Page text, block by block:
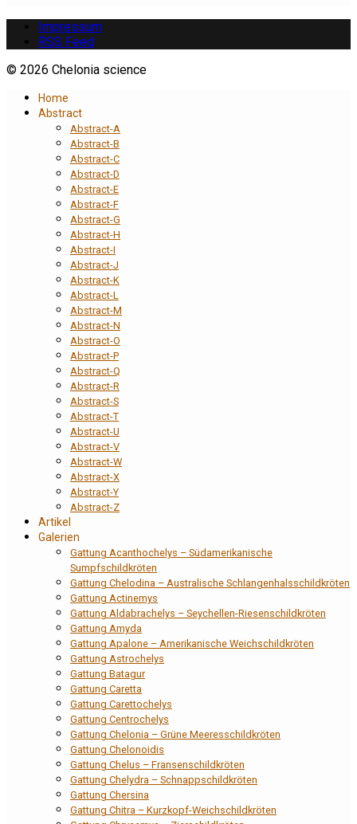
Impressum
RSS Feed
© 2026 Chelonia science
Home
Abstract
Abstract-A
Abstract-B
Abstract-C
Abstract-D
Abstract-E
Abstract-F
Abstract-G
Abstract-H
Abstract-I
Abstract-J
Abstract-K
Abstract-L
Abstract-M
Abstract-N
Abstract-O
Abstract-P
Abstract-Q
Abstract-R
Abstract-S
Abstract-T
Abstract-U
Abstract-V
Abstract-W
Abstract-X
Abstract-Y
Abstract-Z
Artikel
Galerien
Gattung Acanthochelys – Südamerikanische
Sumpfschildkröten
Gattung Chelodina – Australische Schlangenhalsschildkröten
Gattung Actinemys
Gattung Aldabrachelys – Seychellen-Riesenschildkröten
Gattung Amyda
Gattung Apalone – Amerikanische Weichschildkröten
Gattung Astrochelys
Gattung Batagur
Gattung Caretta
Gattung Carettochelys
Gattung Centrochelys
Gattung Chelonia – Grüne Meeresschildkröten
Gattung Chelonoidis
Gattung Chelus – Fransenschildkröten
Gattung Chelydra – Schnappschildkröten
Gattung Chersina
Gattung Chitra – Kurzkopf-Weichschildkröten